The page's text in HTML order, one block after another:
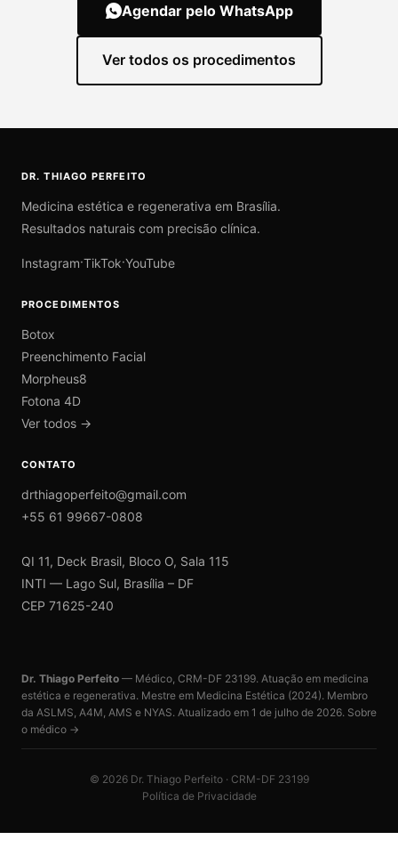
Agendar pelo WhatsApp
Ver todos os procedimentos
DR. THIAGO PERFEITO
Medicina estética e regenerativa em Brasília.
Resultados naturais com precisão clínica.
Instagram·TikTok·YouTube
PROCEDIMENTOS
Botox
Preenchimento Facial
Morpheus8
Fotona 4D
Ver todos →
CONTATO
drthiagoperfeito@gmail.com
+55 61 99667-0808
QI 11, Deck Brasil, Bloco O, Sala 115
INTI — Lago Sul, Brasília – DF
CEP 71625-240
Dr. Thiago Perfeito — Médico, CRM-DF 23199. Atuação em medicina
estética e regenerativa. Mestre em Medicina Estética (2024). Membro
da ASLMS, A4M, AMS e NYAS. Atualizado em 1 de julho de 2026. Sobre
o médico →
© 2026Dr. Thiago Perfeito · CRM-DF 23199
Política de Privacidade